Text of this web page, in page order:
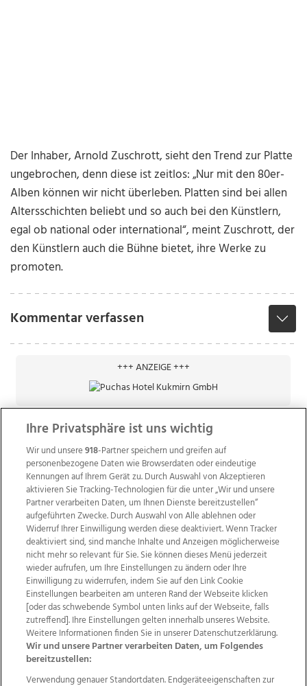
Der Inhaber, Arnold Zuschrott, sieht den Trend zur Platte
ungebrochen, denn diese ist zeitlos: „Nur mit den 80er-
Alben können wir nicht überleben. Platten sind bei allen
Altersschichten beliebt und so auch bei den Künstlern,
egal ob national oder international“, meint Zuschrott, der
den Künstlern auch die Bühne bietet, ihre Werke zu
promoten.
Kommentar verfassen
+++ ANZEIGE +++
Wir über uns Mediadaten Kontakt
Jobs
Datenschutz
Impressum
AGB Anzeigekunden
AGB Website
Ehrenkodex Politische Werbung
Weitere Angebote des Medienhauses Wimmer
Ihre Privatsphäre ist uns wichtig
Wir und unsere918-Partner speichern und greifen auf
personenbezogene Daten wie Browserdaten oder eindeutige
Kennungen auf Ihrem Gerät zu. Durch Auswahl von Akzeptieren
aktivieren Sie Tracking-Technologien für die unter „Wir und unsere
Partner verarbeiten Daten, um Ihnen Dienste bereitzustellen“
aufgeführten Zwecke. Durch Auswahl von Alle ablehnen oder
Widerruf Ihrer Einwilligung werden diese deaktiviert. Wenn Tracker
deaktiviert sind, sind manche Inhalte und Anzeigen möglicherweise
nicht mehr so relevant für Sie. Sie können dieses Menü jederzeit
wieder aufrufen, um Ihre Einstellungen zu ändern oder Ihre
Einwilligung zu widerrufen, indem Sie auf den Link Cookie
Einstellungen bearbeiten am unteren Rand der Webseite klicken
[oder das schwebende Symbol unten links auf der Webseite, falls
zutreffend]. Ihre Einstellungen gelten innerhalb unseres Website.
Weitere Informationen finden Sie in unserer Datenschutzerklärung.
Wir und unsere Partner verarbeiten Daten, um Folgendes
bereitzustellen:
Verwendung genauer Standortdaten. Endgeräteeigenschaften zur